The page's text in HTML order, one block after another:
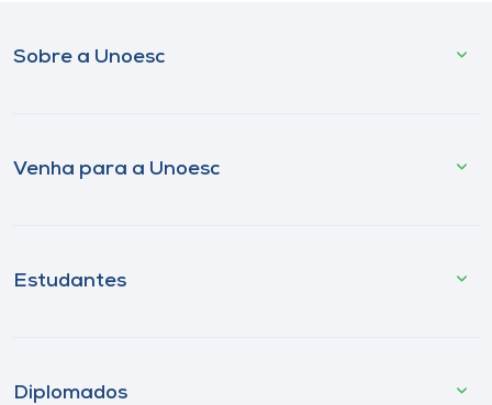
Sobre a Unoesc
Venha para a Unoesc
Estudantes
Diplomados